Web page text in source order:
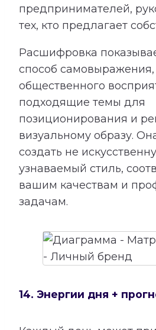
предпринимателей,
тех, кто предлагает
Расшифровка
способ самовыражения,
общественного
подходящие темы для
позиционирования и
визуальному образу.
создать не
узнаваемый стиль,
вашим качествам и
задачам.
14. Энергии дня +